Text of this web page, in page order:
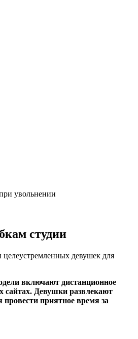
увольнении
студии
девушек для
включают дистанционное
сайтах. Девушки развлекают
провести приятное время за